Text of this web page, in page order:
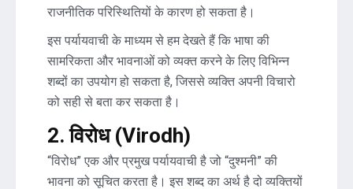
राजनीतिक परिस्थितियों के कारण हो सकता है।
इस पर्यायवाची के माध्यम से हम देखते हैं कि भाषा की
सामरिकता और भावनाओं को व्यक्त करने के लिए विभिन्न
शब्दों का उपयोग हो सकता है, जिससे व्यक्ति अपनी विचारो
को सही से बता कर सकता है।
2. विरोध (Virodh)
“विरोध” एक और प्रमुख पर्यायवाची है जो “दुश्मनी” की
भावना को सूचित करता है। इस शब्द का अर्थ है दो व्यक्तियों